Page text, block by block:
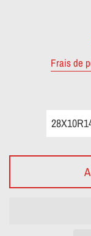
Frais de